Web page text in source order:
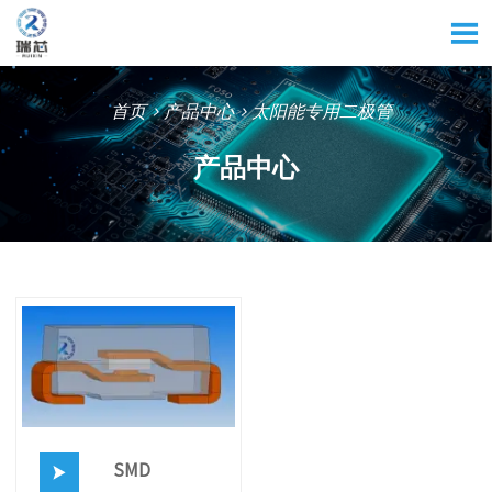

首页>产品中心>太阳能专用二极管
产品中心
 SMD